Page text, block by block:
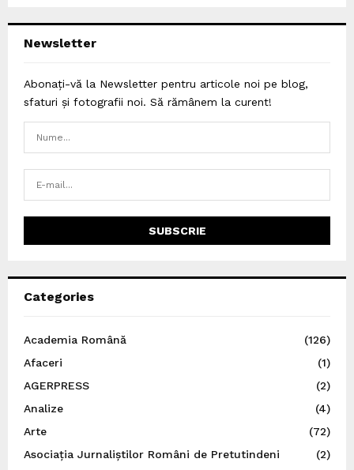
Newsletter
Abonați-vă la Newsletter pentru articole noi pe blog,
sfaturi și fotografii noi. Să rămânem la curent!
Categories
Academia Română
(126)
Afaceri
(1)
AGERPRESS
(2)
Analize
(4)
Arte
(72)
Asociația Jurnaliștilor Români de Pretutindeni
(2)